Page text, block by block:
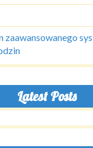
zaawansowanego
Latest Posts